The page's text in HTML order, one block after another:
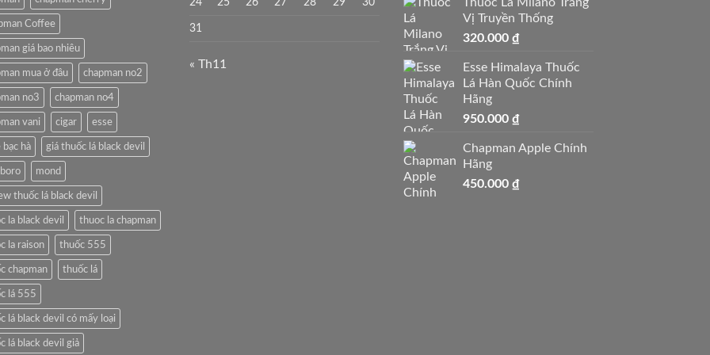
Coffee
giá bao nhiêu
mua ở đâu chapman no2
no3 chapman no4
vani cigar esse
bạc hà giá thuốc lá black devil
mond
thuốc lá black devil
la black devil thuoc la chapman
la raison thuốc 555
chapman thuốc lá
lá 555
lá black devil có mấy loại
lá black devil giả
31
« Th11
Vị Truyền Thống
320.000 ₫
Esse Himalaya Thuốc
Lá Hàn Quốc Chính
Hãng
950.000 ₫
Chapman Apple Chính
Hãng
450.000 ₫